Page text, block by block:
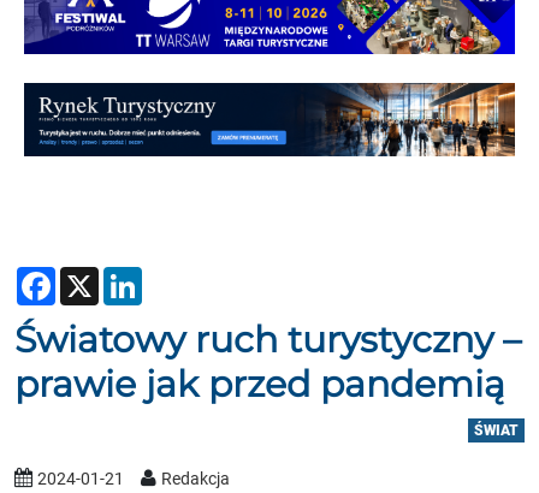
Facebook
X
Światowy ruch turystyczny –
prawie jak przed pandemią
ŚWIAT
2024-01-21 Redakcja